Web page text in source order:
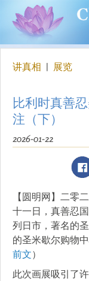
讲真相 | 展览
比利时真善
注（下）
2026-01-22
【圆明网】二零
十一日，真善忍
列日市，著名的
的圣米歇尔购物
前文）
此次画展吸引了